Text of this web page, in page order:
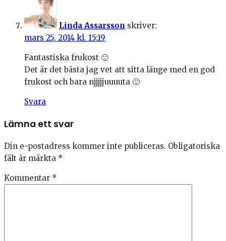
Linda Assarsson skriver:
mars 25, 2014 kl. 15:19
Fantastiska frukost 🙂
Det är det bästa jag vet att sitta länge med en god
frukost och bara njjjjjuuuuta 🙂
Svara
Lämna ett svar
Din e-postadress kommer inte publiceras. Obligatoriska
fält är märkta *
Kommentar *